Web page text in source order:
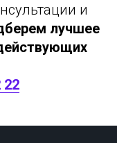
и
лучшее
22